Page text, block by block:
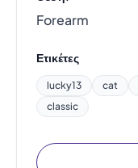
Forearm
Ετικέτες
lucky13 cat
classic